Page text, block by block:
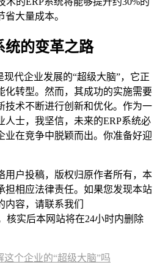
大量成本。
统的变革之路
代企业发展的“超级大脑”，它正
化转型。然而，其成功的实施需要
技术不断进行创新和优化。作为一
人士，我坚信，未来的ERP系统必
业在竞争中脱颖而出。你准备好迎
用户投稿，版权归原作者所有，本
担相应法律责任。如果您发现本站
容，请联系我们
核实后本网站将在24小时内删除
个企业的“超级大脑”吗